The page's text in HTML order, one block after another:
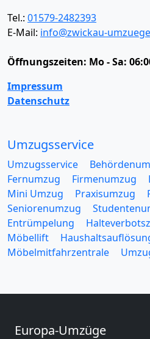
Tel.: 01579-2482393
E-Mail: info@zwickau-
Öffnungszeiten: Mo - Sa:
Impressum
Datenschutz
Umzugsservice
Umzugsservice
Fernumzug
Firmenumzug
Mini Umzug
Praxisumzug
Seniorenumzug
Entrümpelung
Möbellift
Möbelmitfahrzentrale
Europa-Umzüge